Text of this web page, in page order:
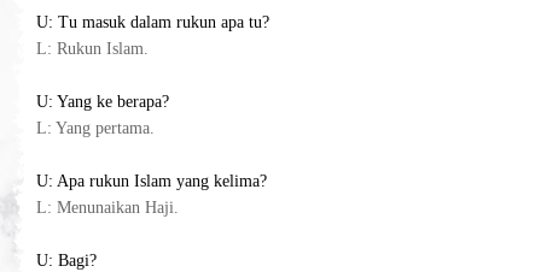
U: Tu masuk dalam rukun apa tu?
L: Rukun Islam.
U: Yang ke berapa?
L: Yang pertama.
U: Apa rukun Islam yang kelima?
L: Menunaikan Haji.
U: Bagi?